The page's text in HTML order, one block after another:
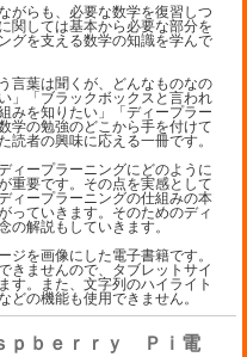
がらも、必要な数学を復習しつ
関しては基本から必要な部分を
グを支える数学の知識を学んで
言葉は聞くが、どんなものなの
」「ブラックボックスと言われ
みを知りたい」「ディープラー
学の勉強のどこから手を付けて
読者の興味に応える一冊です。
ィープラーニングにどのように
重要です。その点を実感として
ィープラーニングの仕組みの本
っていきます。そのためのディ
の解説もしていきます。
を画像にした電子書籍です。
きませんので、タブレットサイ
す。また、文字列のハイライト
どの機能も使用できません。
ｐｂｅｒｒｙ Ｐｉ電